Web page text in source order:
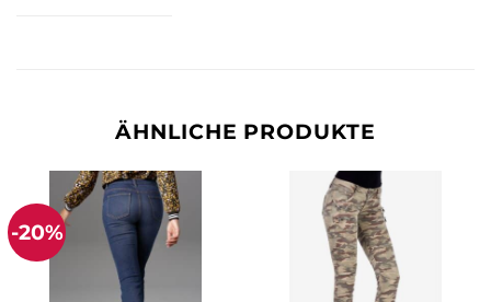
ÄHNLICHE PRODUKTE
-20%